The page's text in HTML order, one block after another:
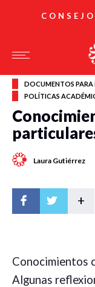
DOCUMENTOS PARA
POLÍTICAS
Laura Gutiérrez
+
Conocimientos
Algunas